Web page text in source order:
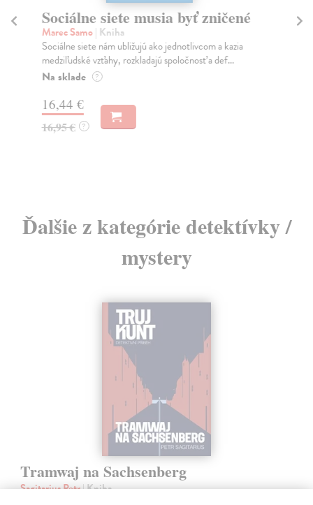
Sociálne siete musia byť zničené
Marec Samo| Kniha
Sociálne siete nám ubližujú ako jednotlivcom a kazia
medziľudské vzťahy, rozkladajú spoločnosť a def...
Na sklade ?
16,44 €
16,95 € ?
Ďalšie z kategórie detektívky /
mystery
Tramwaj na Sachsenberg
Sagitarius Petr| Kniha